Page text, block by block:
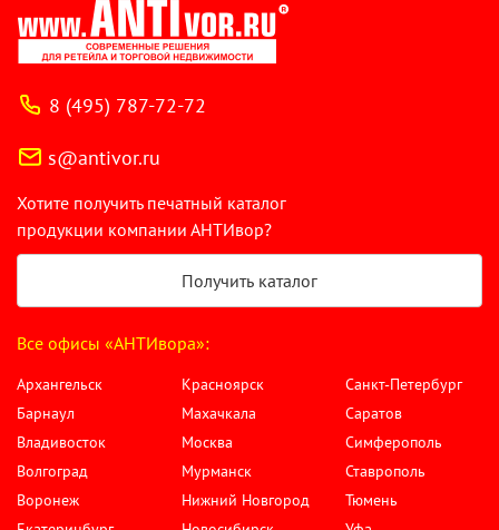
8 (495) 787-72-72
s@antivor.ru
Хотите получить печатный каталог
продукции компании АНТИвор?
Получить каталог
Все офисы «АНТИвора»:
Архангельск
Барнаул
Владивосток
Волгоград
Воронеж
Красноярск
Махачкала
Москва
Мурманск
Нижний Новгород
Санкт-Петербург
Саратов
Симферополь
Ставрополь
Тюмень